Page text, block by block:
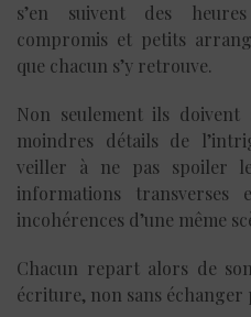
s’en suivent des
compromis et petits
que chacun s’y retrouve.
Non seulement ils doivent
moindres détails de
veiller à ne pas spoiler
informations transverses
incohérences d’une même
Chacun repart alors de
écriture, non sans échanger